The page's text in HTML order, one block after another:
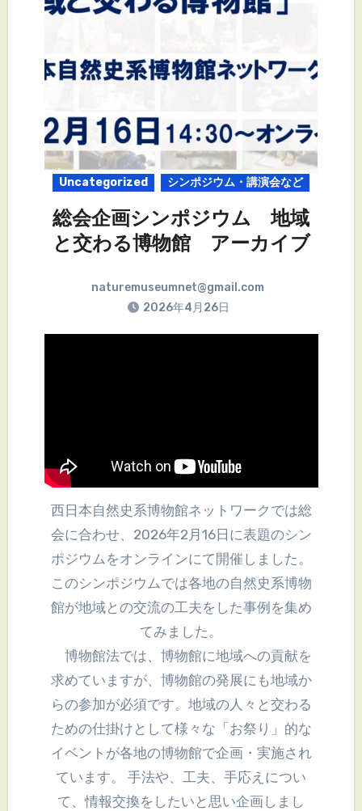
Uncategorized シンポジウム・講演会など
総会企画シンポジウム 地域
と交わる博物館 アーカイブ
naturemuseumnet@gmail.com
2026年4月26日
西日本自然史系博物館ネットワークでは総
会に合わせ、2026年2月16日に表題のシン
ポジウムをオンラインにて開催しました。
このシンポジウムでは各地の自然史系博物
館が地域との交流の工夫をした事例を集め
てみました。
博物館法では、博物館に地域への貢献を
求めていますが、博物館の発展にも地域か
らの参加が必須です。地域の人々と交わる
ための仕掛けとして様々な「お祭り」的な
イベントが各地の博物館で企画・実施され
ています。 手法や、工夫、手応えについ
て、情報交換をしたいと思い企画しまし